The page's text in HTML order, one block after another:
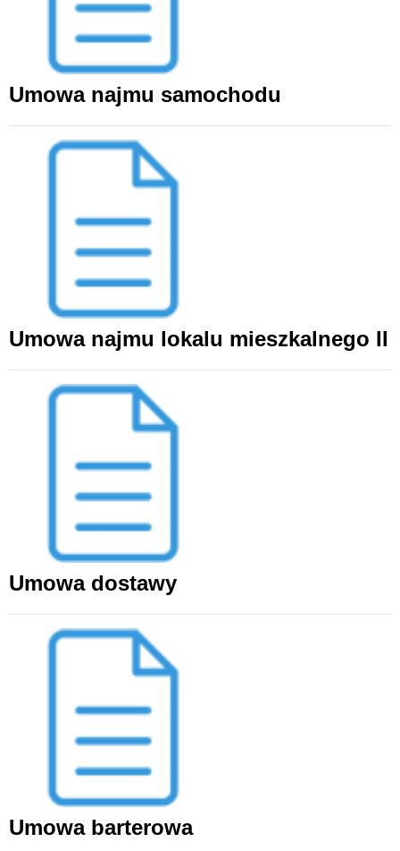
Umowa najmu samochodu
Umowa najmu lokalu mieszkalnego II
Umowa dostawy
Umowa barterowa